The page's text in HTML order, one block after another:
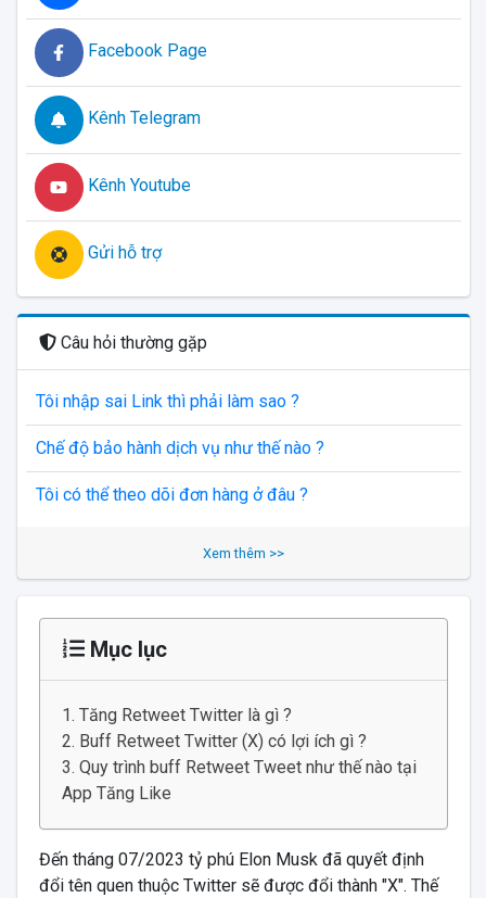
Facebook Page
Kênh Telegram
Kênh Youtube
Gửi hỗ trợ
Câu hỏi thường gặp
Tôi nhập sai Link thì phải làm sao ?
Chế độ bảo hành dịch vụ như thế nào ?
Tôi có thể theo dõi đơn hàng ở đâu ?
Xem thêm >>
Mục lục
Tăng Retweet Twitter là gì ?
Buff Retweet Twitter (X) có lợi ích gì ?
Quy trình buff Retweet Tweet như thế nào tại
App Tăng Like
Đến tháng 07/2023 tỷ phú Elon Musk đã quyết định
đổi tên quen thuộc Twitter sẽ được đổi thành "X". Thế